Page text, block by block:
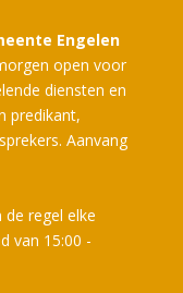
Engelen
open voor
diensten en
predikant,
Aanvang
de regel elke
van 15:00 -